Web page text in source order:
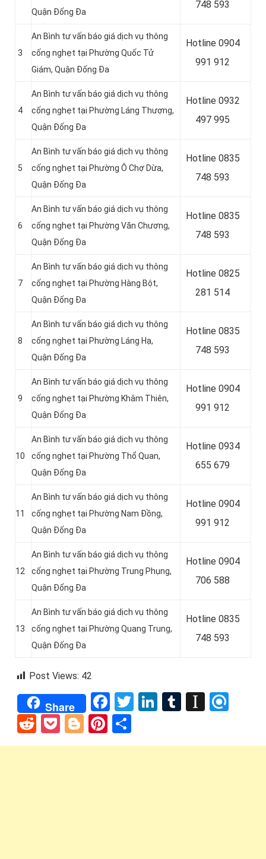
Quận Đống Đa
748 593
3
An Bình tư vấn báo giá dịch vụ thông
cống nghẹt tại Phường Quốc Tử
Giám, Quận Đống Đa
Hotline 0904
991 912
4
An Bình tư vấn báo giá dịch vụ thông
cống nghẹt tại Phường Láng Thượng,
Quận Đống Đa
Hotline 0932
497 995
5
An Bình tư vấn báo giá dịch vụ thông
cống nghẹt tại Phường Ô Chợ Dừa,
Quận Đống Đa
Hotline 0835
748 593
6
An Bình tư vấn báo giá dịch vụ thông
cống nghẹt tại Phường Văn Chương,
Quận Đống Đa
Hotline 0835
748 593
7
An Bình tư vấn báo giá dịch vụ thông
cống nghẹt tại Phường Hàng Bột,
Quận Đống Đa
Hotline 0825
281 514
8
An Bình tư vấn báo giá dịch vụ thông
cống nghẹt tại Phường Láng Hạ,
Quận Đống Đa
Hotline 0835
748 593
9
An Bình tư vấn báo giá dịch vụ thông
cống nghẹt tại Phường Khâm Thiên,
Quận Đống Đa
Hotline 0904
991 912
10
An Bình tư vấn báo giá dịch vụ thông
cống nghẹt tại Phường Thổ Quan,
Quận Đống Đa
Hotline 0934
655 679
11
An Bình tư vấn báo giá dịch vụ thông
cống nghẹt tại Phường Nam Đồng,
Quận Đống Đa
Hotline 0904
991 912
12
An Bình tư vấn báo giá dịch vụ thông
cống nghẹt tại Phường Trung Phụng,
Quận Đống Đa
Hotline 0904
706 588
13
An Bình tư vấn báo giá dịch vụ thông
cống nghẹt tại Phường Quang Trung,
Quận Đống Đa
Hotline 0835
748 593
Post Views: 42
Share Facebook
TwitterLinkedIn
Tumblr
RedditPocket
BloggerPinterest